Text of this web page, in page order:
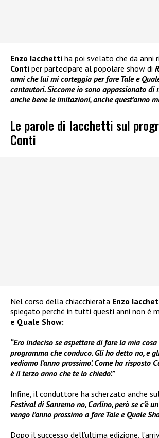
Enzo Iacchetti ha poi svelato che da anni
Conti per partecipare al popolare show di
anni che lui mi corteggia per fare Tale e
cantautori. Siccome io sono appassionato di
anche bene le imitazioni, anche quest’anno
Le parole di Iacchetti sul
Conti
Nel corso della chiacchierata Enzo
spiegato perché in tutti questi anni non è
e Quale Show:
“Ero indeciso se aspettare di fare la mia
programma che conduco. Gli ho detto no, e
vediamo l’anno prossimo’. Come ha risposto
è il terzo anno che te lo chiedo’.”
Infine, il conduttore ha scherzato anche
Festival di Sanremo no, Carlino, però se c’è
vengo l’anno prossimo a fare Tale e Quale
Dopo il successo dell’ultima edizione,